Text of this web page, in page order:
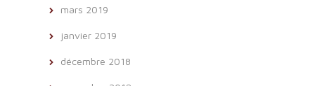
mars 2019
janvier 2019
décembre 2018